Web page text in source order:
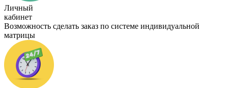
Личный
кабинет
Возможность сделать заказ по системе индивидуальной
матрицы